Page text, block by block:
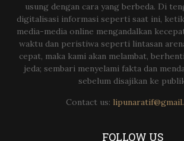
usung dengan cara yang berbeda. Di
digitalisasi informasi seperti saat ini,
media-media online mengandalkan
waktu dan peristiwa seperti lintasan
cepat, maka kami akan melambat,
jeda; sembari menyelami fakta dan
sebelum disajikan ke
Contact us:
FOLLOW US